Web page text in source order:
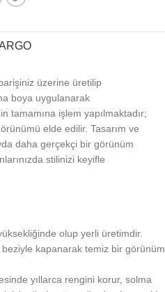
üzerine üretilip
boya uygulanarak
tamamına işlem yapılmaktadır;
elde edilir. Tasarım ve
daha gerçekçi bir görünüm
stilinizi keyifle
olup yerli üretimdir.
kapanarak temiz bir görünüm
yıllarca rengini korur, solma